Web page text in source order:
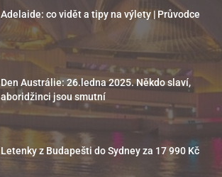
Adelaide: co vidět a tipy na výlety | Průvodce
Den Austrálie: 26.ledna 2025. Někdo slaví,
aboridžinci jsou smutní
Letenky z Budapešti do Sydney za 17 990 Kč